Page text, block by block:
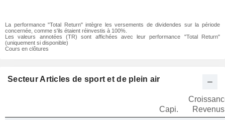
La performance "Total Return" intègre les versements de dividendes sur la période
concernée, comme s'ils étaient réinvestis à 100%.
Les valeurs annotées (TR) sont affichées avec leur performance "Total Return"
(uniquement si disponible)
Cours en clôtures
Secteur Articles de sport et de plein air
Capi.
Revenus